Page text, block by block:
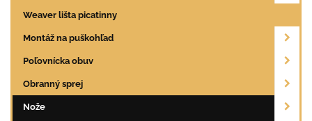
Weaver lišta picatinny
Montáž na puškohľad
Poľovnícka obuv
Obranný sprej
Nože